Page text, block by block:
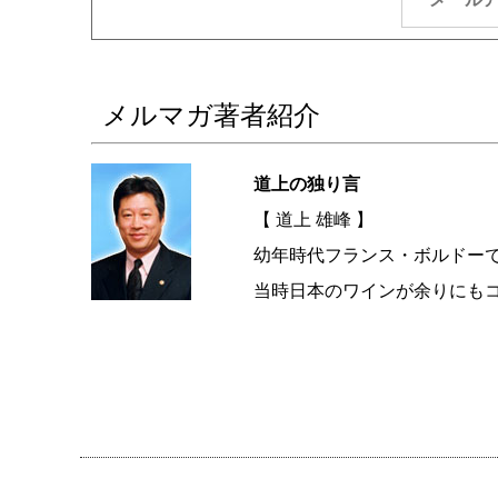
メルマガ著者紹介
道上の独り言
【 道上 雄峰 】
幼年時代フランス・ボルドー
当時日本のワインが余りにも